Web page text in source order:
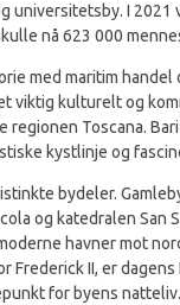
universitetsby. I
nå 623 000
med maritim handel
viktig kulturelt og
regionen Toscana.
kystlinje og
bydeler.
og katedralen San
havner mot
Frederick II, er
for byens natteliv.